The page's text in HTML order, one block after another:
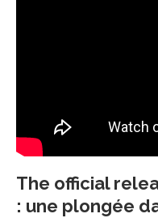
The official
: une plongée